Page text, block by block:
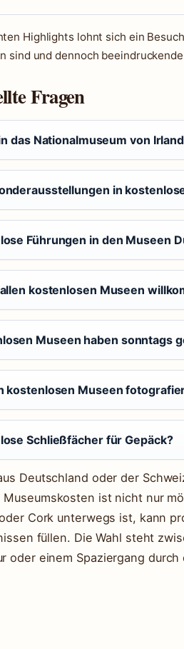
Highlights lohnt sich ein
sind und dennoch
Fragen
das Nationalmuseum von
in
Führungen in den Museen
kostenlosen Museen
Museen haben sonntags
kostenlosen Museen
Schließfächer für Gepäck?
Deutschland oder der
Museumskosten ist nicht nur
Cork unterwegs ist, kann
füllen. Die Wahl steht
oder einem Spaziergang